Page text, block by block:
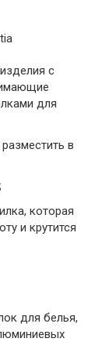
с
для
в
которая
и крутится
для белья,